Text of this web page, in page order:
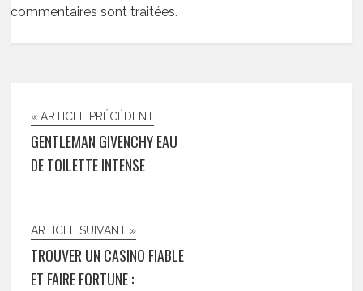
commentaires sont traitées.
« ARTICLE PRÉCÉDENT
GENTLEMAN GIVENCHY EAU
DE TOILETTE INTENSE
ARTICLE SUIVANT »
TROUVER UN CASINO FIABLE
ET FAIRE FORTUNE :